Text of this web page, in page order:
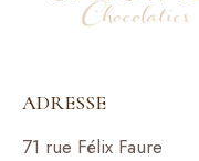
ADRESSE
71 rue Félix Faure